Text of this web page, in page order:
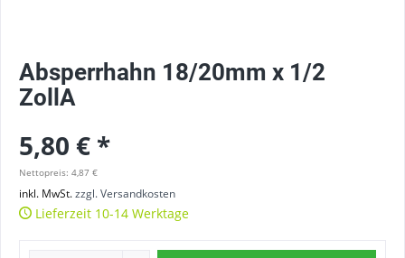
Absperrhahn 18/20mm x 1/2
ZollA
5,80 € *
Nettopreis: 4,87 €
inkl. MwSt.zzgl. Versandkosten
Lieferzeit 10-14 Werktage